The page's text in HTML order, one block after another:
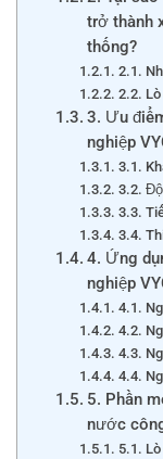
trở thành
thống?
2.1.
2.2.
3. Ưu
nghiệp
3.1.
3.2.
3.3.
3.4.
4. Ứng
nghiệp
4.1.
4.2.
4.3.
4.4.
5. Phần
nước
5.1.